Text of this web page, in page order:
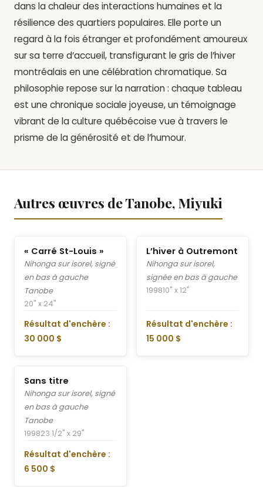
dans la chaleur des interactions humaines et la
résilience des quartiers populaires. Elle porte un
regard à la fois étranger et profondément amoureux
sur sa terre d’accueil, transfigurant le gris de l’hiver
montréalais en une célébration chromatique. Sa
philosophie repose sur la narration : chaque tableau
est une chronique sociale joyeuse, un témoignage
vibrant de la culture québécoise vue à travers le
prisme de la générosité et de l’humour.
Autres œuvres de Tanobe, Miyuki
« Carré St-Louis »
Nihonga sur isorel, signé
en bas à gauche
Tanobe
20" x 24"
Résultat d'enchère :
30 000 $
L’hiver à Outremont
Nihonga sur isorel,
signée en bas à gauche
199810" x 12"
Résultat d'enchère :
15 000 $
Sans titre
Nihonga sur isorel, signé
en bas à gauche
Tanobe
199823 1/2" x 29"
Résultat d'enchère :
6 500 $